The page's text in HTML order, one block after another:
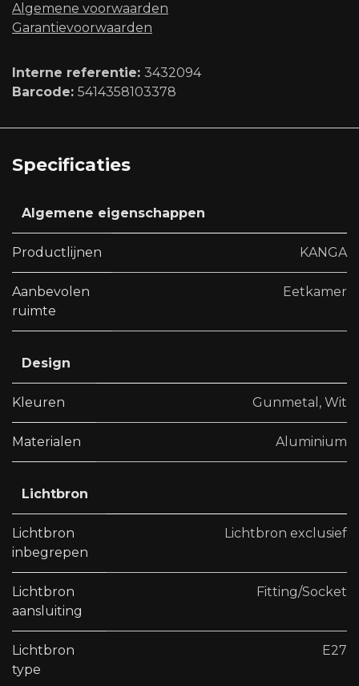
Algemene voorwaard​en
Garantievoorwaarden
Interne referentie: 3432094
Barcode: 5414358103378
Specificaties
Algemene eigenschappen
Productlijnen KANGA
Aanbevolen
ruimte
Eetkamer
Design
Kleuren Gunmetal , Wit
Materialen Aluminium
Lichtbron
Lichtbron
inbegrepen
Lichtbron exclusief
Lichtbron
aansluiting
Fitting/Socket
Lichtbron
type
E27